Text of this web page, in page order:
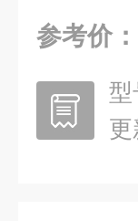
参考价：
型
更